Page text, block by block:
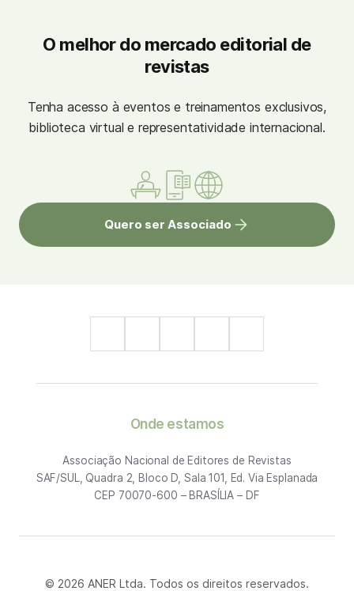
O melhor do mercado editorial de
revistas
Tenha acesso à eventos e treinamentos exclusivos,
biblioteca virtual e representatividade internacional.
Quero ser Associado
Onde estamos
Associação Nacional de Editores de Revistas
SAF/SUL, Quadra 2, Bloco D, Sala 101, Ed. Via Esplanada
CEP 70070-600 – BRASÍLIA – DF
© 2026 ANER Ltda. Todos os direitos reservados.